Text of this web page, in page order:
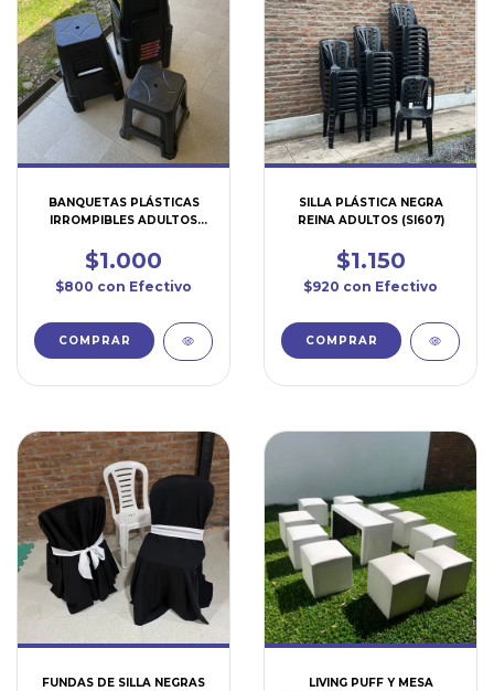
BANQUETAS PLÁSTICAS
IRROMPIBLES ADULTOS
$1.000
$800 con Efectivo
SILLA PLÁSTICA NEGRA
REINA ADULTOS (SI607)
$1.150
$920 con Efectivo
FUNDAS DE SILLA NEGRAS
LIVING PUFF Y MESA